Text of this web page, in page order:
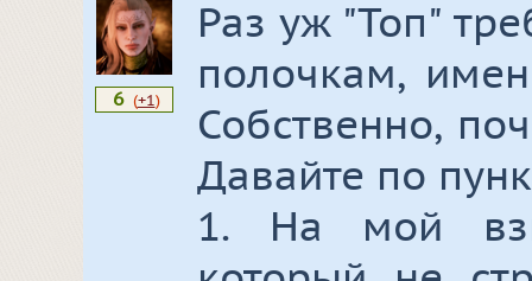
6 (+1)
Раз уж "Топ"
полочкам,
Собственно,
Давайте по
1. На мой